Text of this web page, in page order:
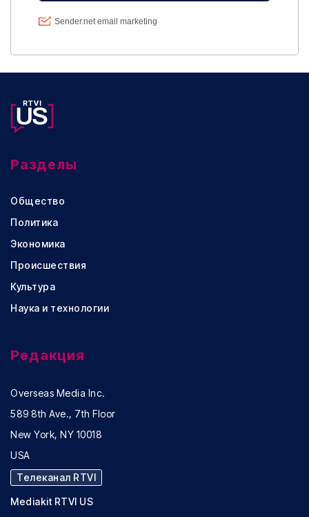
Разделы
Общество
Политика
Экономика
Происшествия
Культура
Наука и технологии
Редакция
Overseas Media Inc.
589 8th Ave., 7th Floor
New York, NY 10018
USA
Телеканал RTVI
Mediakit RTVI US